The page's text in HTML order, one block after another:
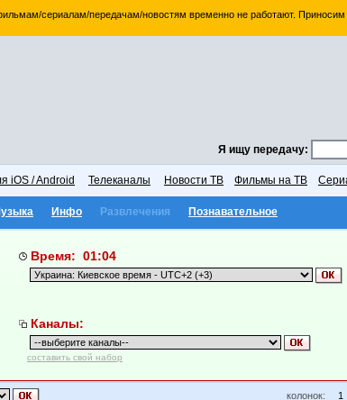
сериалам/передачам/новостям временно не работают. Приносим
Я ищу передачу:
iOS / Android Телеканалы Новости ТВ Фильмы на ТВ
Инфо Развлечения Познавательное
Время: 01:04
Каналы:
составить свой набор
колонок: 1